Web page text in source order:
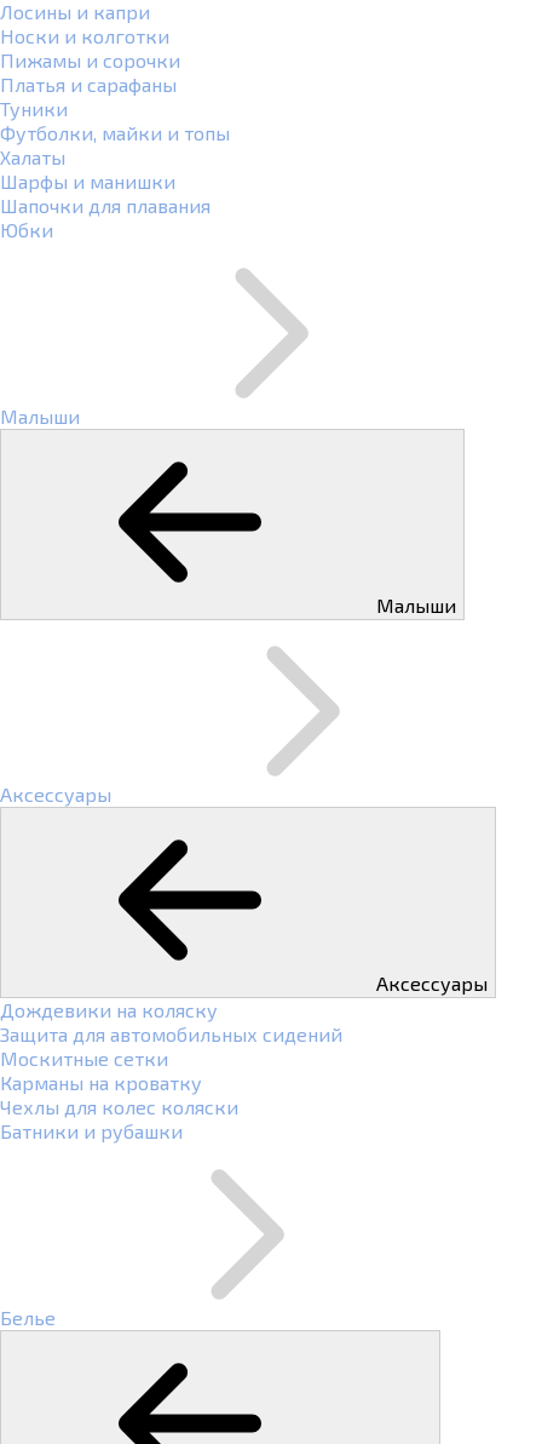
Лосины и капри
Носки и колготки
Пижамы и сорочки
Платья и сарафаны
Туники
Футболки, майки и топы
Халаты
Шарфы и манишки
Шапочки для плавания
Юбки
Малыши
Малыши
Аксессуары
Аксессуары
Дождевики на коляску
Защита для автомобильных сидений
Москитные сетки
Карманы на кроватку
Чехлы для колес коляски
Батники и рубашки
Белье